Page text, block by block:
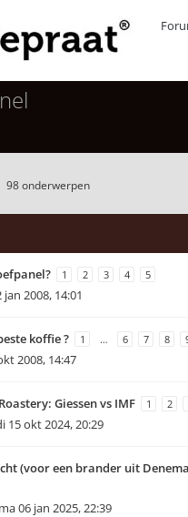
98 onderwerpen
1 2 3 4 5
jan 2008, 14:01
koffie ? 1 … 6 7 8
2008, 14:47
Giessen vs IMF 1 2
15 okt 2024, 20:29
(voor een brander uit
ma 06 jan 2025, 22:39